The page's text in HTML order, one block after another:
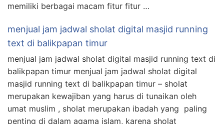
memiliki berbagai macam fitur fitur …
menjual jam jadwal sholat digital masjid running
text di balikpapan timur
menjual jam jadwal sholat digital masjid running text di
balikpapan timur menjual jam jadwal sholat digital
masjid running text di balikpapan timur – sholat
merupakan kewajiban yang harus di tunaikan oleh
umat muslim , sholat merupakan ibadah yang paling
penting di dalam agama islam, karena sholat